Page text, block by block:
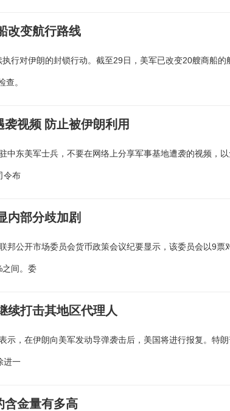
改变航行路线
行对伊朗的封锁行动。截至29日，美军已改变20艘商船的
。
视频 防止被伊朗利用
东美军士兵，不要在网络上分享军事基地遭袭的视频，以
令布
内部分歧加剧
邦公开市场委员会货币政策会议纪要显示，该委员会以9票
之间。委
续打击其地区代理人
示，在伊朗向美军发动导弹袭击后，美国将进行报复。特
进一
含金量有多高